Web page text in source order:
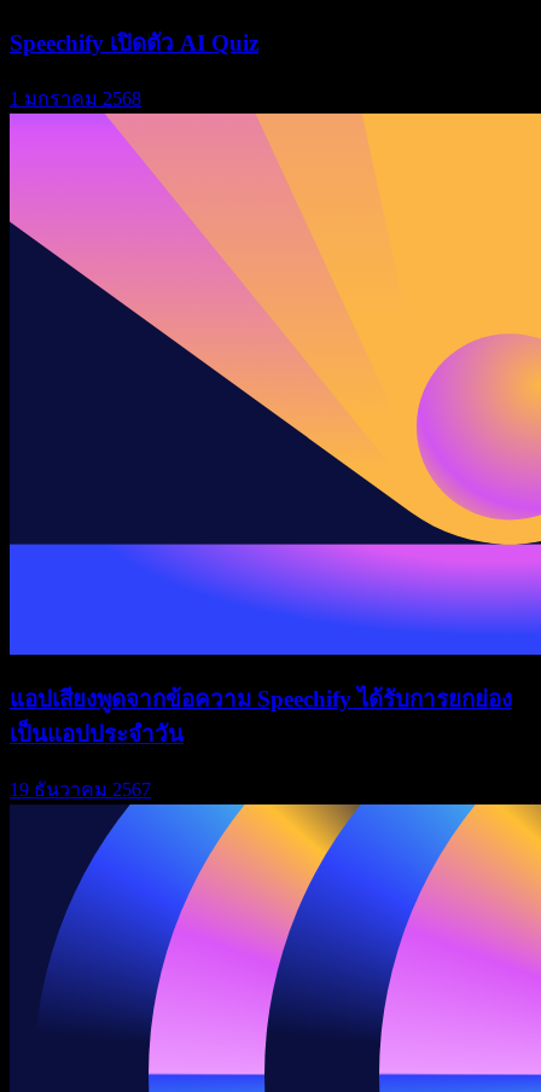
Speechify เปิดตัว AI Quiz
1 มกราคม 2568
แอปเสียงพูดจากข้อความ Speechify ได้รับการยกย่อง
เป็นแอปประจำวัน
19 ธันวาคม 2567